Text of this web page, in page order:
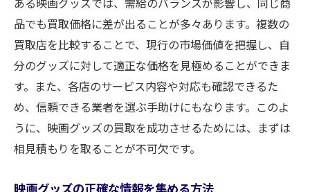
品でも買取価格に差が出ることが多々あります。複数の
買取店を比較することで、現行の市場価値を把握し、自
分のグッズに対して適正な価格を見極めることができま
す。また、各店のサービス内容や対応も確認できるた
め、信頼できる業者を選ぶ手助けにもなります。このよ
うに、映画グッズの買取を成功させるためには、まずは
相見積もりを取ることが不可欠です。
映画グッズの正確な情報を集める方法